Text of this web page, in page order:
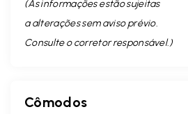
(As informações estão sujeitas
a alterações sem aviso prévio.
Consulte o corretor responsável. )
Cômodos